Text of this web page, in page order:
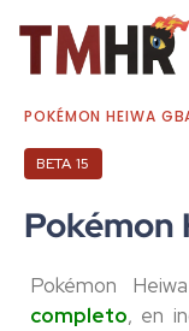
POKÉMON HEIWA
BETA 15
Pokémon
Pokémon Heiwa
completo, en